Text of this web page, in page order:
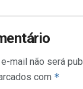
mail não será
com *